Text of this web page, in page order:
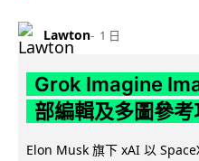
Lawton 1 日
Grok Imagine
部編輯及多圖參考
Elon Musk 旗下 xAI 以